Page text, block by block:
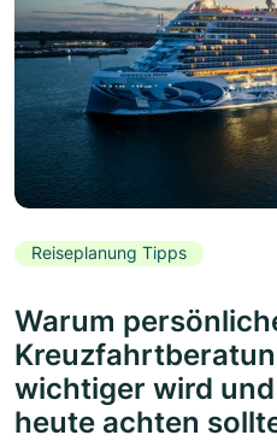
Reiseplanung Tipps
Warum
wichtiger wird
heute achten